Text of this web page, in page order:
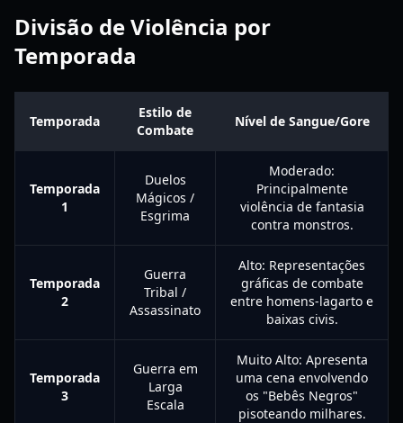
Divisão de Violência por
Temporada
Temporada
Estilo de
Combate
Nível de Sangue/Gore
Temporada
1
Duelos
Mágicos /
Esgrima
Moderado:
Principalmente
violência de fantasia
contra monstros.
Temporada
2
Guerra
Tribal /
Assassinato
Alto: Representações
gráficas de combate
entre homens-lagarto e
baixas civis.
Temporada
3
Guerra em
Larga
Escala
Muito Alto: Apresenta
uma cena envolvendo
os "Bebês Negros"
pisoteando milhares.